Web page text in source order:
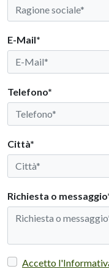
E-Mail*
Telefono*
Città*
Richiesta o
Accetto